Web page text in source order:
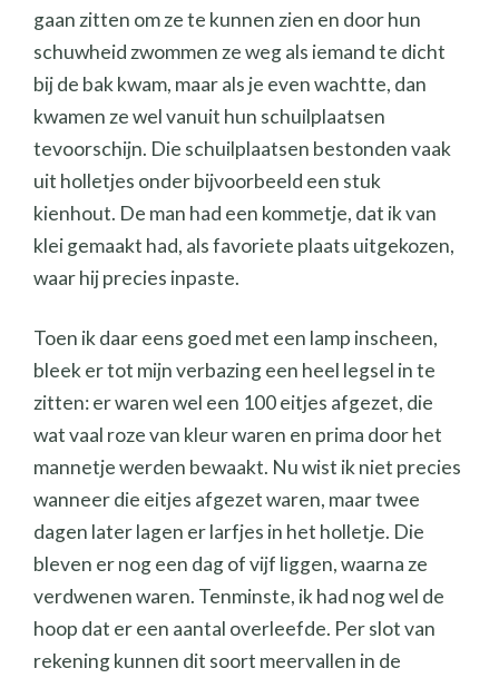
gaan zitten om ze te kunnen zien en door hun
schuwheid zwommen ze weg als iemand te dicht
bij de bak kwam, maar als je even wachtte, dan
kwamen ze wel vanuit hun schuilplaatsen
tevoorschijn. Die schuilplaatsen bestonden vaak
uit holletjes onder bijvoorbeeld een stuk
kienhout. De man had een kommetje, dat ik van
klei gemaakt had, als favoriete plaats uitgekozen,
waar hij precies inpaste.
Toen ik daar eens goed met een lamp inscheen,
bleek er tot mijn verbazing een heel legsel in te
zitten: er waren wel een 100 eitjes afgezet, die
wat vaal roze van kleur waren en prima door het
mannetje werden bewaakt. Nu wist ik niet precies
wanneer die eitjes afgezet waren, maar twee
dagen later lagen er larfjes in het holletje. Die
bleven er nog een dag of vijf liggen, waarna ze
verdwenen waren. Tenminste, ik had nog wel de
hoop dat er een aantal overleefde. Per slot van
rekening kunnen dit soort meervallen in de